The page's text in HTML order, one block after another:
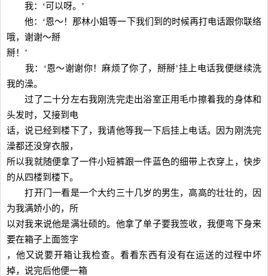
我：‘可以呀。’
他：‘恩～！那林小姐等一下我们到的时候再打电话跟你联络
哦，谢谢～掰
掰！’
我：‘恩～谢谢你！麻烦了你了，掰掰’挂上电话我便继续洗
我的澡。
过了二十分左右我刚洗完走出浴室正用毛巾擦着我的身体和
头发时，又接到电
话，说已经到楼下了，我请他等我一下后挂上电话。因为刚洗完
澡都还没穿衣服，
所以我就随便拿了一件小短裤跟一件蓝色的细带上衣穿上，快步
的从四楼到楼下。
打开门一看是一个大约三十几岁的男生，高高的壮壮的，因
为我满娇小的，所
以对我来说他是满壮硕的。他拿了单子要我签收，我便弯下身来
要在箱子上面签字
，他又说要开箱让我检查。看看东西有没有在运送的过程中坏
掉，说完后他便一箱